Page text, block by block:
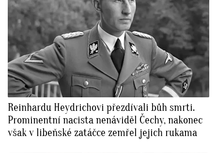
Reinhardu Heydrichovi přezdívali bůh smrti.
Prominentní nacista nenáviděl Čechy, nakonec
však v libeňské zatáčce zemřel jejich rukama